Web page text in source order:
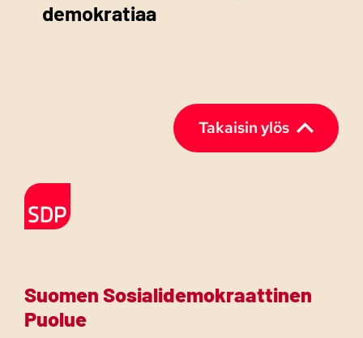
demokratiaa
Takaisin ylös
Etusivulle
Suomen Sosialidemokraattinen
Puolue